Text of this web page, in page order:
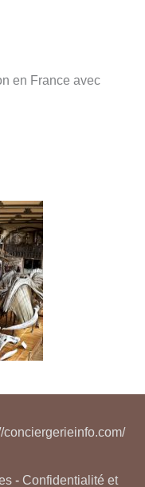
en France avec
conciergerieinfo.com/
- Confidentialité et